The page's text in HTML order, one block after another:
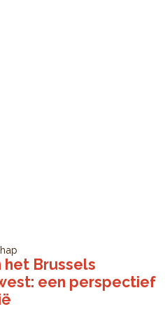
Brussels
een perspectief